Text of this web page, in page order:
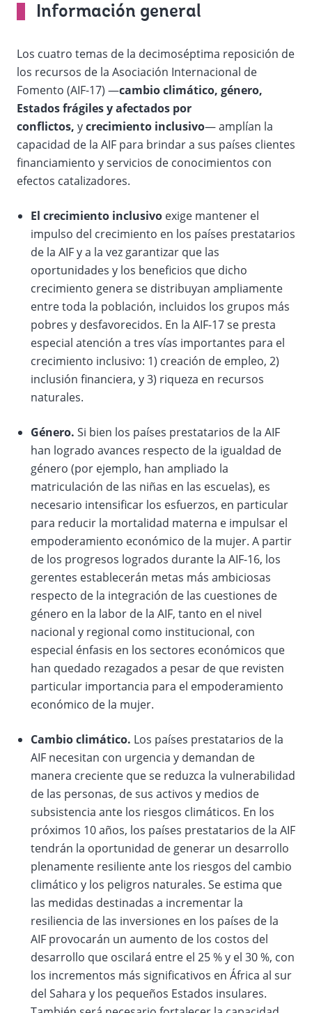
Información general
Los cuatro temas de la decimoséptima reposición de
los recursos de la Asociación Internacional de
Fomento (AIF-17) —cambio climático, género,
Estados frágiles y afectados por
conflictos, ycrecimiento inclusivo— amplían la
capacidad de la AIF para brindar a sus países clientes
financiamiento y servicios de conocimientos con
efectos catalizadores.
El crecimiento inclusivo exige mantener el
impulso del crecimiento en los países prestatarios
de la AIF y a la vez garantizar que las
oportunidades y los beneficios que dicho
crecimiento genera se distribuyan ampliamente
entre toda la población, incluidos los grupos más
pobres y desfavorecidos. En la AIF-17 se presta
especial atención a tres vías importantes para el
crecimiento inclusivo: 1) creación de empleo, 2)
inclusión financiera, y 3) riqueza en recursos
naturales.
Género. Si bien los países prestatarios de la AIF
han logrado avances respecto de la igualdad de
género (por ejemplo, han ampliado la
matriculación de las niñas en las escuelas), es
necesario intensificar los esfuerzos, en particular
para reducir la mortalidad materna e impulsar el
empoderamiento económico de la mujer. A partir
de los progresos logrados durante la AIF-16, los
gerentes establecerán metas más ambiciosas
respecto de la integración de las cuestiones de
género en la labor de la AIF, tanto en el nivel
nacional y regional como institucional, con
especial énfasis en los sectores económicos que
han quedado rezagados a pesar de que revisten
particular importancia para el empoderamiento
económico de la mujer.
Cambio climático. Los países prestatarios de la
AIF necesitan con urgencia y demandan de
manera creciente que se reduzca la vulnerabilidad
de las personas, de sus activos y medios de
subsistencia ante los riesgos climáticos. En los
próximos 10 años, los países prestatarios de la AIF
tendrán la oportunidad de generar un desarrollo
plenamente resiliente ante los riesgos del cambio
climático y los peligros naturales. Se estima que
las medidas destinadas a incrementar la
resiliencia de las inversiones en los países de la
AIF provocarán un aumento de los costos del
desarrollo que oscilará entre el 25 % y el 30 %, con
los incrementos más significativos en África al sur
del Sahara y los pequeños Estados insulares.